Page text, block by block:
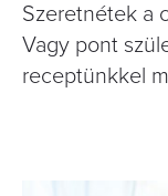
Szeretnétek a
Vagy pont
receptünkkel